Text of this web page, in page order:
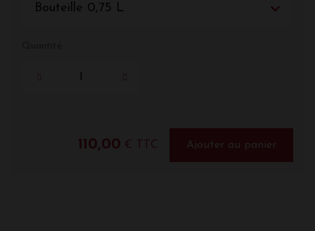
Bouteille 0,75 L
110,00 € TTC Ajouter au panier